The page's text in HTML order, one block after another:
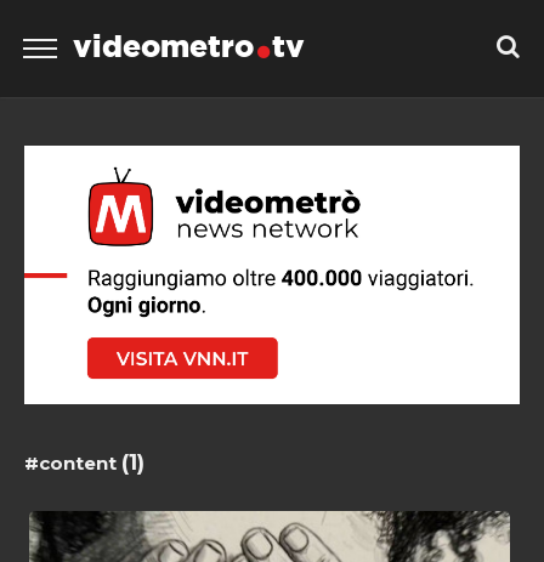
videometro tv
#content (1)